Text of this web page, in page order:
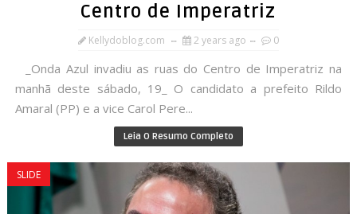
Centro de Imperatriz
Kellydoblog.com 2 years ago 0
_Onda Azul invadiu as ruas do Centro de Imperatriz na
manhã deste sábado, 19_ O candidato a prefeito Rildo
Amaral (PP) e a vice Carol Pere...
Leia O Resumo Completo
SLIDE